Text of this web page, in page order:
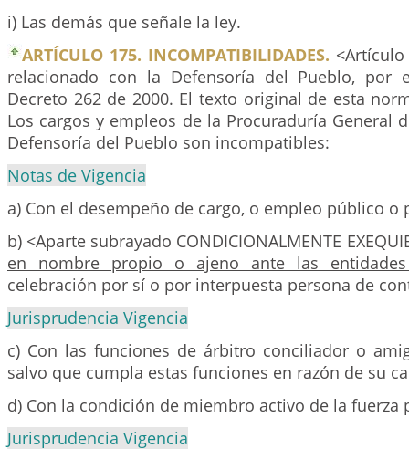
i) Las demás que señale la ley.
ARTÍCULO 175. INCOMPATIBILIDADES.
relacionado con la Defensoría del Pueblo,
Decreto 262 de 2000. El texto original de esta
Los cargos y empleos de la Procuraduría General
Defensoría del Pueblo son incompatibles:
Notas de Vigencia
a) Con el desempeño de cargo, o empleo público o
b) <Aparte subrayado CONDICIONALMENTE
en nombre propio o ajeno ante las
celebración por sí o por interpuesta persona de
Jurisprudencia Vigencia
c) Con las funciones de árbitro conciliador o
salvo que cumpla estas funciones en razón de su
d) Con la condición de miembro activo de la fuerza
Jurisprudencia Vigencia